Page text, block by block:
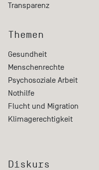
Transparenz
Themen
Gesundheit
Menschenrechte
Psychosoziale Arbeit
Nothilfe
Flucht und Migration
Klimagerechtigkeit
Diskurs